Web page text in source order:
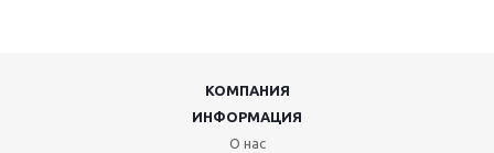
КОМПАНИЯ
ИНФОРМАЦИЯ
О нас